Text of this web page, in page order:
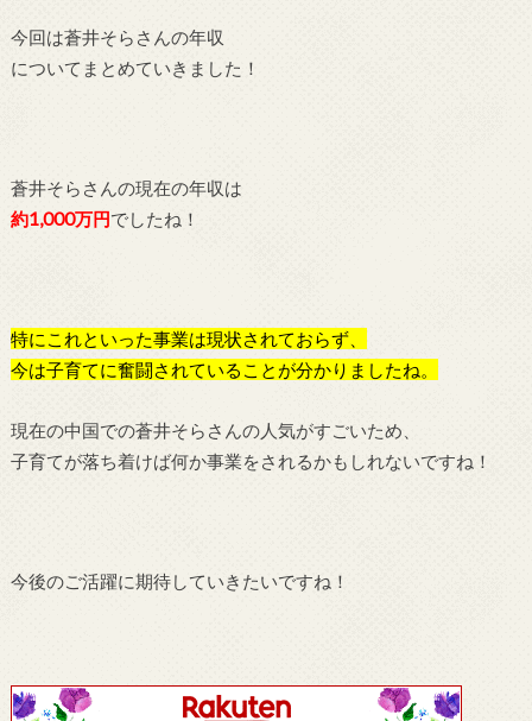
今回は蒼井そらさんの年収
についてまとめていきました！
蒼井そらさんの現在の年収は
約1,000万円でしたね！
特にこれといった事業は現状されておらず、
今は子育てに奮闘されていることが分かりましたね。
現在の中国での蒼井そらさんの人気がすごいため、
子育てが落ち着けば何か事業をされるかもしれないですね！
今後のご活躍に期待していきたいですね！